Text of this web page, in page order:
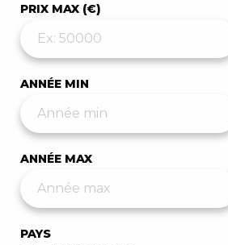
PRIX MAX (€)
ANNÉE MIN
ANNÉE MAX
PAYS